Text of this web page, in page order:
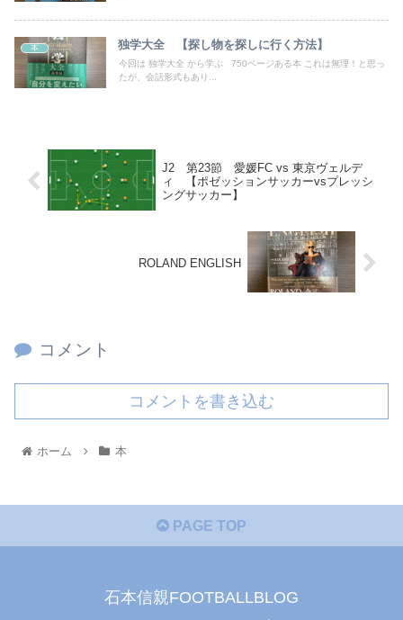
本 独学大全 【探し物を探しに行く方法】
今回は 独学大全 から学ぶ 750ページある本 これは無理！と思っ
たが、会話形式もあり...
J2 第23節 愛媛FC vs 東京ヴェルデ
ィ 【ポゼッションサッカーvsプレッシ
ングサッカー】
ROLAND ENGLISH
コメント
コメントを書き込む
ホーム 本
PAGE TOP
石本信親FOOTBALLBLOG